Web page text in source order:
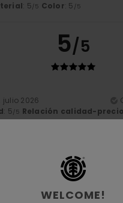
: 5/5 Color: 5 /5
5/5
julio 2026
: 5/5 Relación calidad-precio
5/5
WELCOME!